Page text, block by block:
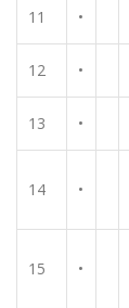
11 •
12 •
13 •
14 •
15 •